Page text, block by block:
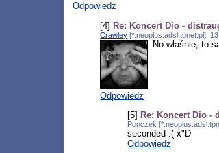
Odpowiedz
[4] Re: Koncert Dio -
Crawley [*.neoplus.adsl.tpnet.pl],
No właśnie, to
Odpowiedz
[5] Re: Koncert Dio -
Ponczek
seconded :( x"D
Odpowiedz